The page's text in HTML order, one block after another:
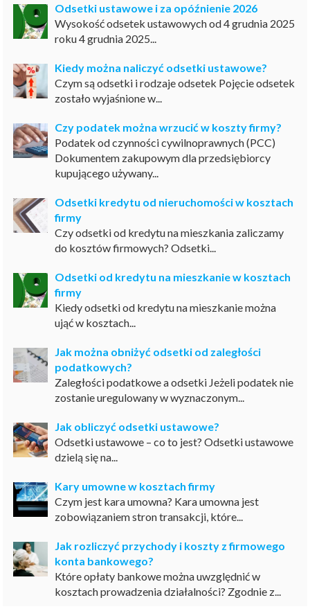
Odsetki ustawowe i za opóźnienie 2026
Wysokość odsetek ustawowych od 4 grudnia 2025
roku 4 grudnia 2025...
Kiedy można naliczyć odsetki ustawowe?
Czym są odsetki i rodzaje odsetek Pojęcie odsetek
zostało wyjaśnione w...
Czy podatek można wrzucić w koszty firmy?
Podatek od czynności cywilnoprawnych (PCC)
Dokumentem zakupowym dla przedsiębiorcy
kupującego używany...
Odsetki kredytu od nieruchomości w kosztach
firmy
Czy odsetki od kredytu na mieszkania zaliczamy
do kosztów firmowych? Odsetki...
Odsetki od kredytu na mieszkanie w kosztach
firmy
Kiedy odsetki od kredytu na mieszkanie można
ująć w kosztach...
Jak można obniżyć odsetki od zaległości
podatkowych?
Zaległości podatkowe a odsetki Jeżeli podatek nie
zostanie uregulowany w wyznaczonym...
Jak obliczyć odsetki ustawowe?
Odsetki ustawowe – co to jest? Odsetki ustawowe
dzielą się na...
Kary umowne w kosztach firmy
Czym jest kara umowna? Kara umowna jest
zobowiązaniem stron transakcji, które...
Jak rozliczyć przychody i koszty z firmowego
konta bankowego?
Które opłaty bankowe można uwzględnić w
kosztach prowadzenia działalności? Zgodnie z...